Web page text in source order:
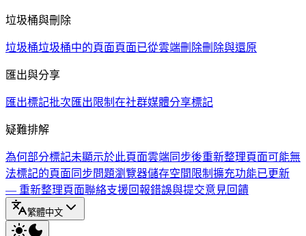
垃圾桶與刪除
垃圾桶垃圾桶中的頁面頁面已從雲端刪除刪除與還原
匯出與分享
匯出標記批次匯出限制 在社群媒體分享標記
疑難排解
為何部分標記未顯示於此頁面雲端同步後重新整理頁面可能無
法標記的頁面 同步問題瀏覽器儲存空間限制 擴充功能已更新
— 重新整理頁面聯絡支援回報錯誤與提交意見回饋
繁體中文